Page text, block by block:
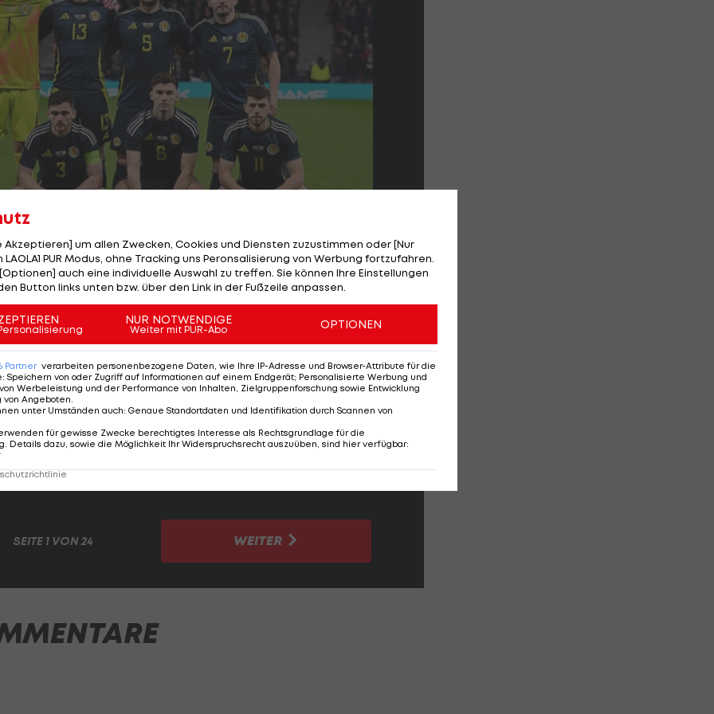
an der EURO 2020 zu einer EM-Endrunde geschafft.
ist man gleich am ersten Turniertag (14.6) gegen
die Schweiz (19.6) und Ungarn (23.6) erfolgreich
einer K.o.-Phase bei einer
zum Durchklicken:
SEITE1 VON 24 WEITER
Akzeptieren] um allen Zwecken, Cookies und Diensten zuzustimmen oder [Nur
PUR Modus, ohne Tracking uns Peronsalisierung von Werbung fortzufahren.
auch eine individuelle Auswahl zu treffen. Sie können Ihre Einstellungen
Button links unten bzw. über den Link in der Fußzeile anpassen.
NUR NOTWENDIGE
Weiter mit PUR-Abo OPTIONEN
Partner verarbeiten personenbezogene Daten, wie Ihre IP-Adresse und Browser-Attribute für die
: Speichern von oder Zugriff auf Informationen auf einem Endgerät; Personalisierte Werbung und
Werbeleistung und der Performance von Inhalten, Zielgruppenforschung sowie Entwicklung
von Angeboten.
unter Umständen auch: Genaue Standortdaten und Identifikation durch Scannen von
für gewisse Zwecke berechtigtes Interesse als Rechtsgrundlage für die
Details dazu, sowie die Möglichkeit Ihr Widerspruchsrecht auszuüben, sind hier verfügbar: